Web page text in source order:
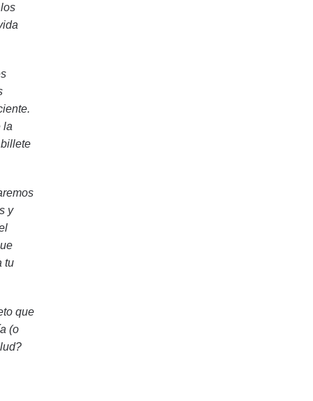
la
y
tu
que
(o